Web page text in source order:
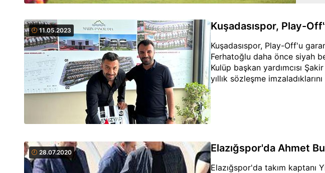
11.05.2023 Kuşadasıspor, Play-
Kuşadasıspor, Play-Off'u
Ferhatoğlu daha önce siyah
Kulüp başkan yardımcısı
yıllık sözleşme imzaladıklarını
28.07.2020 Elazığspor'da Ahmet
Elazığspor'da takım kaptanı